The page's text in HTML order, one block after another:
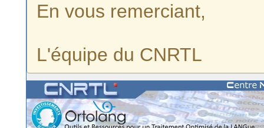
En vous remerciant,
L'équipe du CNRTL